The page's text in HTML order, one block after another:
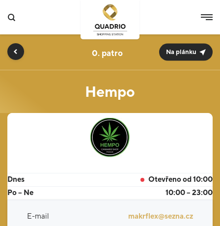
Hempo
0. Na plánku
Dnes
Otevřeno od 10:00
Po – Ne
10:00 – 23:00
E-mail
makrflex@sezna.cz